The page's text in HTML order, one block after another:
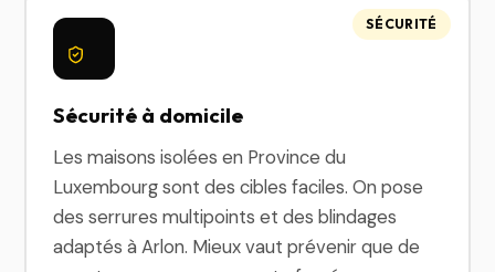
Sécurité à domicile
Les maisons isolées en Province du
Luxembourg sont des cibles faciles. On pose
des serrures multipoints et des blindages
adaptés à Arlon. Mieux vaut prévenir que de
SÉCURITÉ